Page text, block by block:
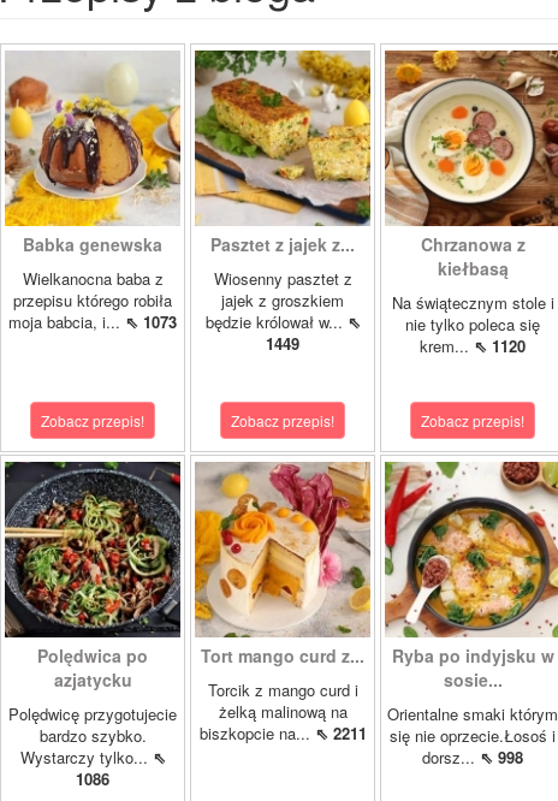
Babka genewska
Wielkanocna baba z
przepisu którego robiła
moja babcia, i... ⇖ 1073
Zobacz przepis!
Pasztet z jajek z...
Wiosenny pasztet z
jajek z groszkiem
będzie królował w... ⇖
1449
Zobacz przepis!
Chrzanowa z
kiełbasą
Na świątecznym stole i
nie tylko poleca się
krem... ⇖ 1120
Zobacz przepis!
Polędwica po
azjatycku
Polędwicę przygotujecie
bardzo szybko.
Wystarczy tylko... ⇖
1086
Tort mango curd z...
Torcik z mango curd i
żelką malinową na
biszkopcie na... ⇖ 2211
Ryba po indyjsku w
sosie...
Orientalne smaki którym
się nie oprzecie.Łosoś i
dorsz... ⇖ 998